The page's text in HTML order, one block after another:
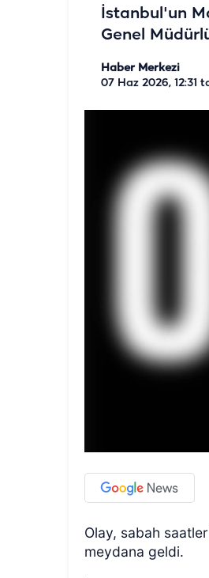
İstanbul'un
Genel
Haber Merkezi
07 Haz 2026, 12:31
Olay, sabah
meydana geldi.